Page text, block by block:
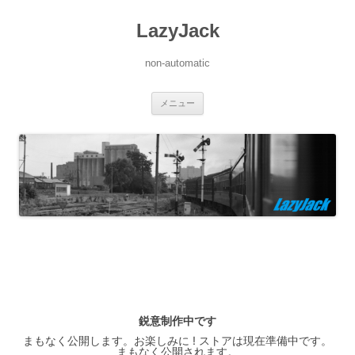
LazyJack
non-automatic
メニュー
ツ
へ
ス
キ
ッ
プ
鋭意制作中です
まもなく公開します。お楽しみに ! ストアは現在準備中です。
まもなく公開されます。